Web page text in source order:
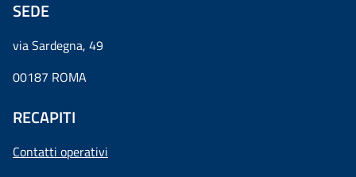
SEDE
via Sardegna, 49
00187 ROMA
RECAPITI
Contatti operativi